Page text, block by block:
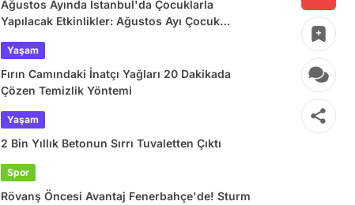
Ağustos Ayında İstanbul'da Çocuklarla
Yapılacak Etkinlikler: Ağustos Ayı Çocuk
Yaşam
Fırın Camındaki İnatçı Yağları 20 Dakikada
Çözen Temizlik Yöntemi
Yaşam
2 Bin Yıllık Betonun Sırrı Tuvaletten Çıktı
Spor
Rövanş Öncesi Avantaj Fenerbahçe'de! Sturm